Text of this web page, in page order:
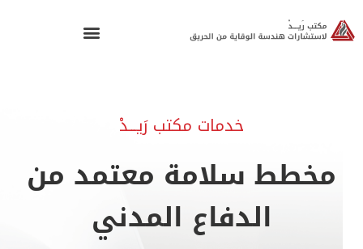
خدمات مكتب رَيـــدْ
مخطط سلامة معتمد من
الدفاع المدني